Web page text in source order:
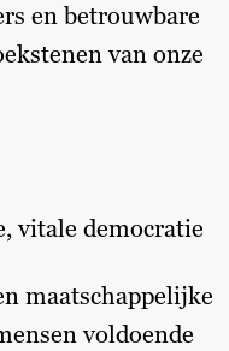
en betrouwbare
van onze
vitale democratie
maatschappelijke
voldoende